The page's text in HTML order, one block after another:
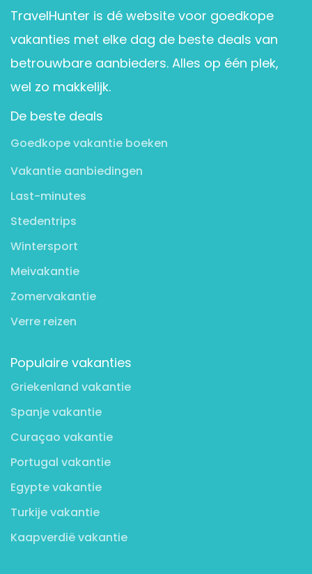
TravelHunter is dé website voor goedkope
vakanties met elke dag de beste deals van
betrouwbare aanbieders. Alles op één plek,
wel zo makkelijk.
De beste deals
Goedkope vakantie boeken
Vakantie aanbiedingen
Last-minutes
Stedentrips
Wintersport
Meivakantie
Zomervakantie
Verre reizen
Populaire vakanties
Griekenland vakantie
Spanje vakantie
Curaçao vakantie
Portugal vakantie
Egypte vakantie
Turkije vakantie
Kaapverdië vakantie